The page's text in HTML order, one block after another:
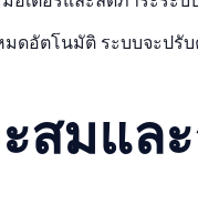
มดอัตโนมัติ ระบบจะปรั
สมแล